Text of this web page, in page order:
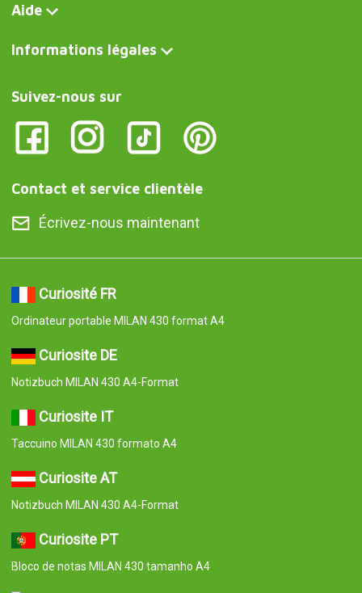
Aide
Informations légales
Suivez-nous sur
Contact et service clientèle
Écrivez-nous maintenant
Curiosité FR
Ordinateur portable MILAN 430 format A4
Curiosite DE
Notizbuch MILAN 430 A4-Format
Curiosite IT
Taccuino MILAN 430 formato A4
Curiosite AT
Notizbuch MILAN 430 A4-Format
Curiosite PT
Bloco de notas MILAN 430 tamanho A4